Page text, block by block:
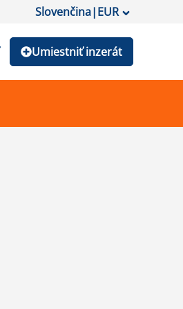
Slovenčina|EUR
Umiestniť inzerát